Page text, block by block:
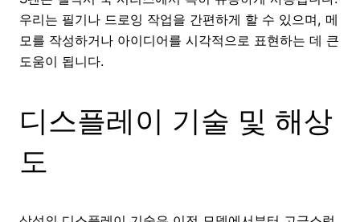
우리는 필기나 드로잉 작업을 간편하게 할 수 있으며, 메
모를 작성하거나 아이디어를 시각적으로 표현하는 데 큰
도움이 됩니다.
디스플레이 기술 및 해상
도